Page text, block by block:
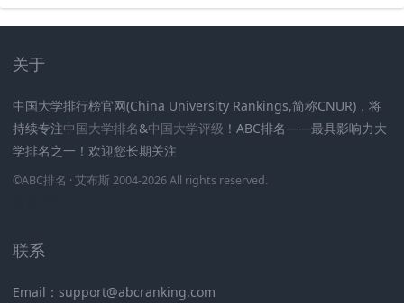
关于
中国大学排行榜官网(China University Rankings,简称CNUR)，将
持续专注中国大学排名&中国大学评级 ！ABC排名——最具影响力大
学排名之一！欢迎您长期关注
©ABC排名 · 艾布斯 2004-2026 All rights reserved.
联系
Email：support@abcranking.com